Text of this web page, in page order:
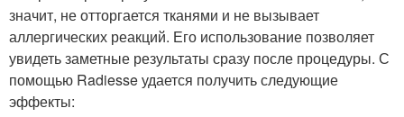
значит, не отторгается тканями и не вызывает
аллергических реакций. Его использование позволяет
увидеть заметные результаты сразу после процедуры. С
помощью Radiesse удается получить следующие
эффекты: